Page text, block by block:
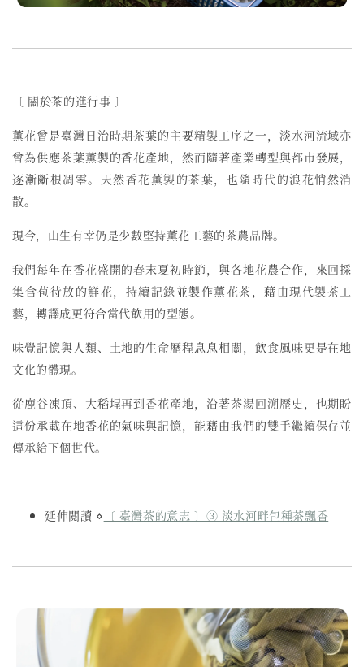
〔 關於茶的進行事 〕
薰花曾是臺灣日治時期茶葉的主要精製工序之一， 淡水河流域亦
曾為供應茶葉薰製的香花產地，然而隨著產業轉型與都市發展，
逐漸斷根凋零。天然香花薰製的茶葉，也隨時代的浪花悄然消
散。
現今，山生有幸仍是少數堅持薰花工藝的茶農品牌。
我們每年在香花盛開的春末夏初時節，與各地花農合作，來回採
集含苞待放的鮮花，持續記錄並製作薰花茶，藉由現代製茶工
藝，轉譯成更符合當代飲用的型態。
味覺記憶與人類、土地的生命歷程息息相關，飲食風味更是在地
文化的體現。
從鹿谷凍頂、大稻埕再到香花產地，沿著茶湯回溯歷史，也期盼
這份承載在地香花的氣味與記憶，能藉由我們的雙手繼續保存並
傳承給下個世代。
延伸閱讀 ⋄ 〔 臺灣茶的意志 〕③ 淡水河畔包種茶飄香